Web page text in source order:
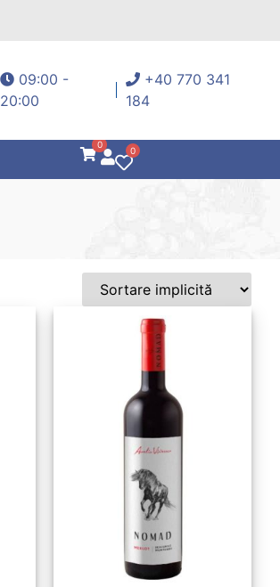
09:00 -
20:00
+40 770 341
184
0
0